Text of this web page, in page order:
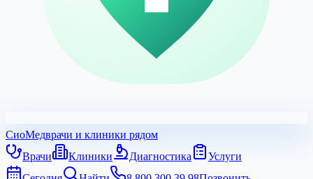
СиоМедврачи и клиники рядом
Врачи
Клиники Диагностика
Услуги